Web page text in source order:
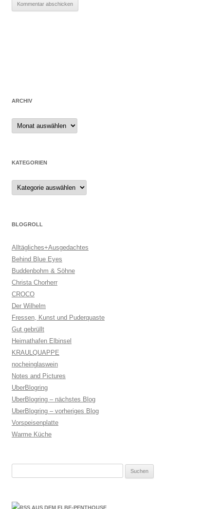
ARCHIV
Archiv
KATEGORIEN
Kategorien
BLOGROLL
Alltägliches+Ausgedachtes
Behind Blue Eyes
Buddenbohm & Söhne
Christa Chorherr
CROCO
Der Wilhelm
Fressen, Kunst und Puderquaste
Gut gebrüllt
Heimathafen Elbinsel
KRAULQUAPPE
nocheinglaswein
Notes and Pictures
UberBlogring
UberBlogring – nächstes Blog
UberBlogring – vorheriges Blog
Vorspeisenplatte
Warme Küche
AUS DEM ELBE-PENTHOUSE